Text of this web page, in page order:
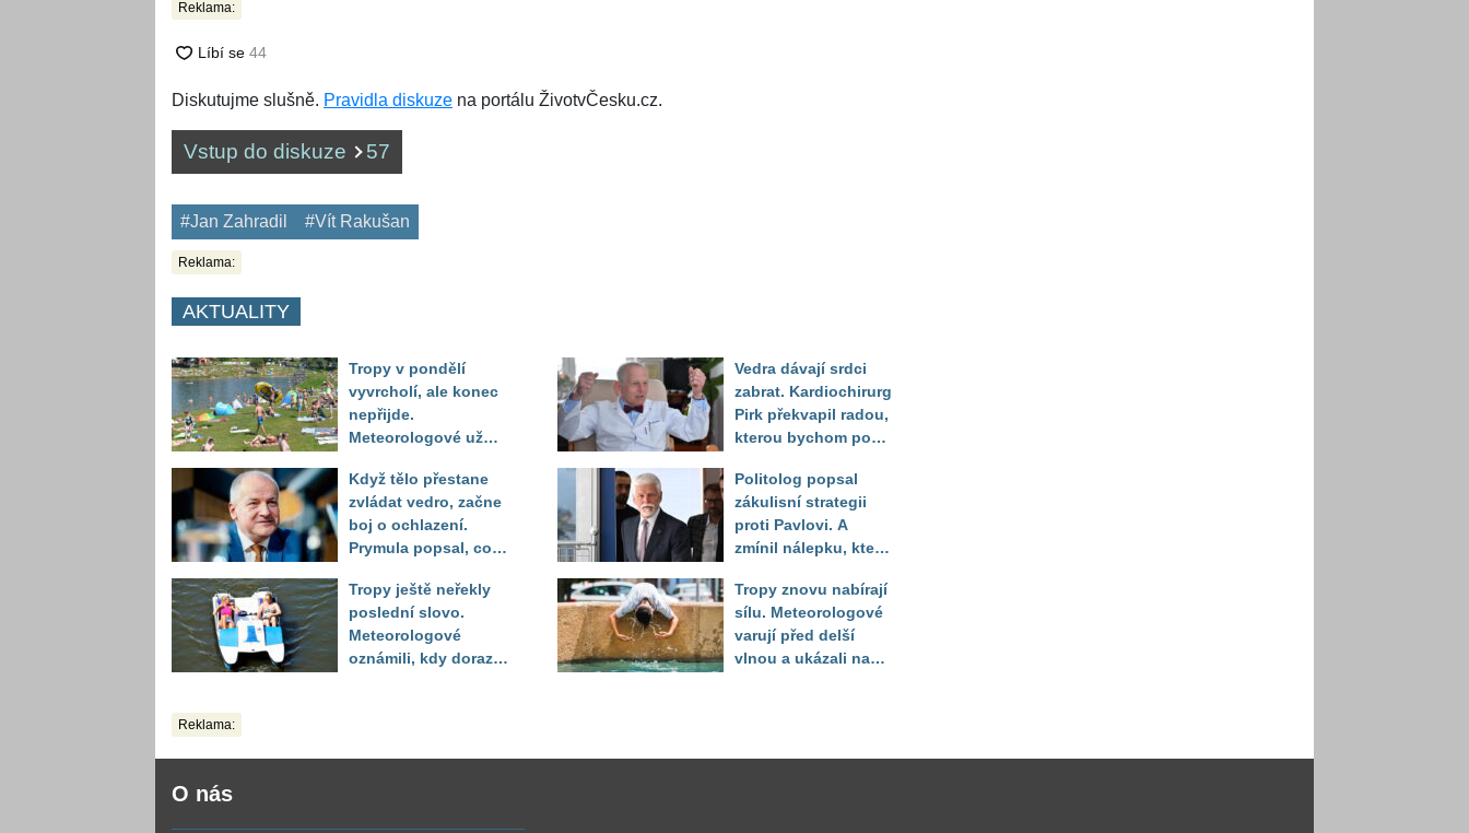
Reklama:
Diskutujme slušně. Pravidla diskuze na portálu ŽivotvČesku.cz.
Vstup do diskuze 57
#Jan Zahradil #Vít Rakušan
Reklama:
AKTUALITY
Tropy v pondělí
vyvrcholí, ale konec
nepřijde.
Meteorologové už
horka
Když tělo přestane
zvládat vedro, začne
boj o ochlazení.
Prymula popsal, co
kolapsem
Tropy ještě neřekly
poslední slovo.
Meteorologové
oznámili, kdy dorazí
Vedra dávají srdci
zabrat. Kardiochirurg
Pirk překvapil radou,
kterou bychom podle
zvířat
Politolog popsal
zákulisní strategii
proti Pavlovi. A
zmínil nálepku, která
volbou uškodit
Tropy znovu nabírají
sílu. Meteorologové
varují před delší
vlnou a ukázali na
Reklama:
O nás